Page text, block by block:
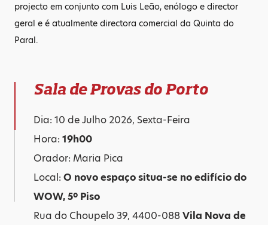
projecto em conjunto com Luis Leão, enólogo e director
geral e é atualmente directora comercial da Quinta do
Paral.
Sala de Provas do Porto
Dia: 10 de Julho 2026, Sexta-Feira
Hora: 19h00
Orador: Maria Pica
Local: O novo espaço situa-se no edifício do
WOW, 5º Piso
Rua do Choupelo 39, 4400-088Vila Nova de